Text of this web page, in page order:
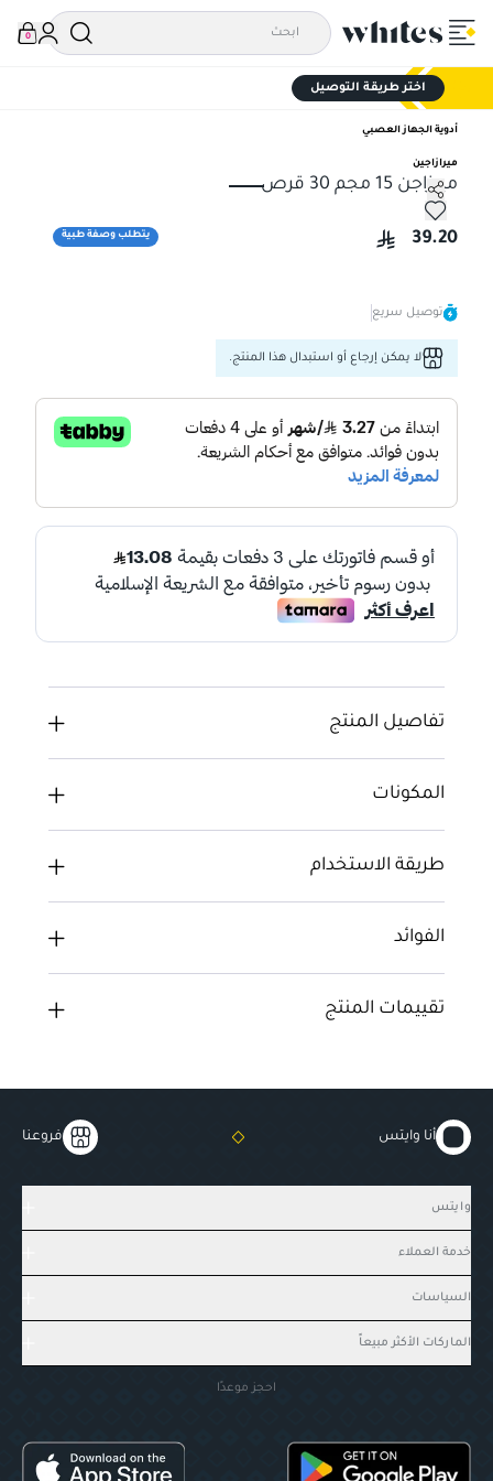
0
اختر طريقة التوصيل
أدوية الجهاز العصبي
ميرازاجين
ميرزاجن 15 مجم 30 قرص
يتطلب وصفة طبية
ميرزاجن 15 مجم 30 قرص
39.20
توصيل سريع
لا يمكن إرجاع أو استبدال هذا المنتج.
تفاصيل المنتج
المكونات
طريقة الاستخدام
الفوائد
تقييمات المنتج
أنا وايتس فروعنا
وايتس
خدمة العملاء
السياسات
الماركات الأكثر مبيعاً
احجز موعدًا